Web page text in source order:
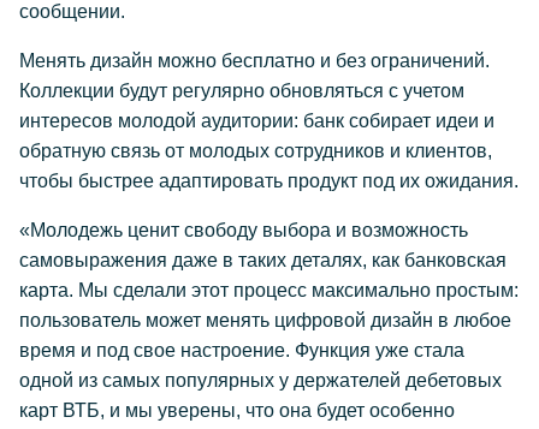
сообщении.
Менять дизайн можно бесплатно и без ограничений.
Коллекции будут регулярно обновляться с учетом
интересов молодой аудитории: банк собирает идеи и
обратную связь от молодых сотрудников и клиентов,
чтобы быстрее адаптировать продукт под их ожидания.
«Молодежь ценит свободу выбора и возможность
самовыражения даже в таких деталях, как банковская
карта. Мы сделали этот процесс максимально простым:
пользователь может менять цифровой дизайн в любое
время и под свое настроение. Функция уже стала
одной из самых популярных у держателей дебетовых
карт ВТБ, и мы уверены, что она будет особенно